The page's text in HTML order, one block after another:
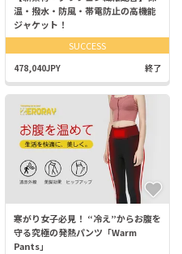
温・撥水・防風・帯電防止の高機能
ジャケット！
SUCCESS
478,040JPY 終了
寒がり女子必見！ “冷え”からお腹を
守る究極の発熱パンツ「Warm
Pants」